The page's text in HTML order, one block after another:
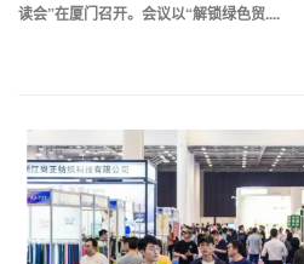
读会”在厦门召开。会议以“解锁绿色贸....